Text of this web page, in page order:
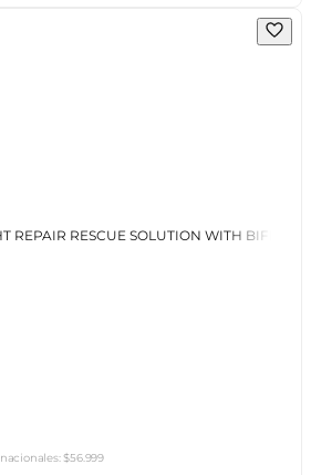
REPAIR RESCUE SOLUTION WITH BIFIDUS
$56.999